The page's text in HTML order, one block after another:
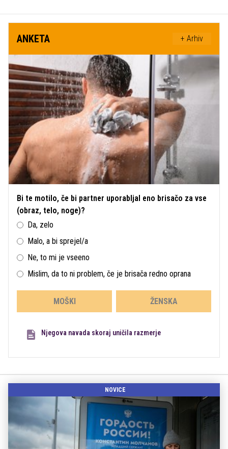
ANKETA + Arhiv
Bi te motilo, če bi partner uporabljal eno brisačo za vse
(obraz, telo, noge)?
Da, zelo
Malo, a bi sprejel/a
Ne, to mi je vseeno
Mislim, da to ni problem, če je brisača redno oprana
MOŠKI ŽENSKA
Njegova navada skoraj uničila razmerje
NOVICE